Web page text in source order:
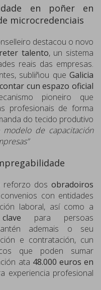
en poñer en
microcredenciais
destacou o novo
talento, un sistema
reais das empresas.
subliñou que Galicia
cun espazo oficial
pioneiro que
profesionais de forma
do tecido produtivo
de capacitación
reforzo dos obradoiros
con entidades
laboral, así como a
para persoas
ademais o seu
e contratación, cun
que poden sumar
ata 48.000 euros en
experiencia profesional